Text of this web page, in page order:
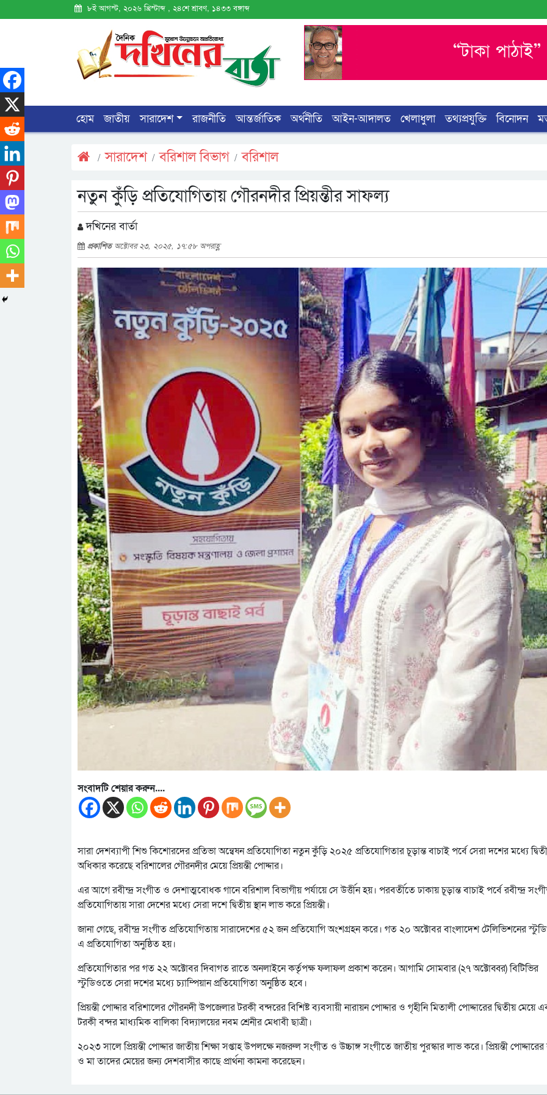
৮ই আগস্ট, ২০২৬ খ্রিস্টাব্দ , ২৪শে শ্রাবণ, ১৪৩৩ বঙ্গাব্দ
হোম জাতীয় সারাদেশ রাজনীতি আন্তর্জাতিক অর্থনীতি আইন-আদালত খেলাধুলা তথ্যপ্রযুক্তি বিনোদন
সারাদেশ বরিশাল বিভাগ বরিশাল
নতুন কুঁড়ি প্রতিযোগিতায় গৌরনদীর প্রিয়ন্তীর সাফল্য
দখিনের বার্তা
প্রকাশিতঅক্টোবর ২৩, ২০২৫, ১৭:৫৮ অপরাহ্ণ
সংবাদটি শেয়ার করুন....
সারা দেশব্যাপী শিশু কিশোরদের প্রতিভা অন্বেষন প্রতিযোগিতা নতুন কুঁড়ি ২০২৫ প্রতিযোগিতার চূড়ান্ত বাচাই পর্বে সেরা দশের মধ্যে
অধিকার করেছে বরিশালের গৌরনদীর মেয়ে প্রিয়ন্তী পোদ্দার।
এর আগে রবীন্দ্র সংগীত ও দেশাত্মবোধক গানে বরিশাল বিভাগীয় পর্যায়ে সে উর্ত্তীন হয়। পরবর্তীতে ঢাকায় চূড়ান্ত বাচাই পর্বে রবীন্দ্র
প্রতিযোগিতায় সারা দেশের মধ্যে সেরা দশে দ্বিতীয় স্থান লাভ করে প্রিয়ন্তী।
জানা গেছে, রবীন্দ্র সংগীত প্রতিযোগিতায় সারাদেশের ৫২ জন প্রতিযোগি অংশগ্রহন করে। গত ২০ অক্টোবর বাংলাদেশ টেলিভিশনের
এ প্রতিযোগিতা অনুষ্ঠিত হয়।
প্রতিযোগিতার পর গত ২২ অক্টোবর দিবাগত রাতে অনলাইনে কর্তৃপক্ষ ফলাফল প্রকাশ করেন। আগামি সোমবার (২৭ অক্টোব্বর) বিটিভির
স্টুডিওতে সেরা দশের মধ্যে চ্যাম্পিয়ান প্রতিযোগিতা অনুষ্ঠিত হবে।
প্রিয়ন্তী পোদ্দার বরিশালের গৌরনদী উপজেলার টরকী বন্দরের বিশিষ্ট ব্যবসায়ী নারায়ন পোদ্দার ও গৃহীনি মিতালী পোদ্দারের দ্বিতীয় মেয়ে
টরকী বন্দর মাধ্যমিক বালিকা বিদ্যালয়ের নবম শ্রেনীর মেধাবী ছাত্রী।
২০২৩ সালে প্রিয়ন্তী পোদ্দার জাতীয় শিক্ষা সপ্তাহ উপলক্ষে নজরুল সংগীত ও উচ্চাঙ্গ সংগীতে জাতীয় পুরস্কার লাভ করে। প্রিয়ন্তী পোদ্দারের
ও মা তাদের মেয়ের জন্য দেশবাসীর কাছে প্রার্থনা কামনা করেছেন।